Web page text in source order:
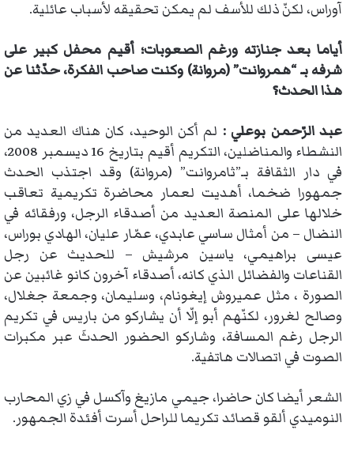
آوراس، لكنّ ذلك للأسف لم يمكن تحقيقه لأسباب عائلية.
أياما بعد جنازته ورغم الصعوبات؛ أقيم محفل كبير على
شرفه بـ “همروانت” (مروانة) وكنت صاحب الفكرة، حدّثنا عن
هذا الحدث؟
عبد الرّحمن بوعلي : لم أكن الوحيد، كان هناك العديد من
النشطاء والمناضلين، التكريم أقيم بتاريخ 16 ديسمبر 2008،
في دار الثقافة بـ”ثامروانت” (مروانة) وقد اجتذب الحدث
جمهورا ضخما، أهديت لعمار محاضرة تكريمية تعاقب
خلالها على المنصة العديد من أصدقاء الرجل، ورفقائه في
النضال – من أمثال ساسي عابدي، عمّار عليان، الهادي بوراس،
عيسى براهيمي، ياسين مرشيش – للحديث عن رجل
القناعات والفضائل الذي كانه، أصدقاء آخرون كانو غائبين عن
الصورة ، مثل عميروش إيغونام، وسليمان، وجمعة جغلال،
وصالح لغرور، لكنّهم أبو إلّا أن يشاركو من باريس في تكريم
الرجل رغم المسافة، وشاركو الحضور الحدثَ عبر مكبرات
الصوت في اتصالات هاتفية.
الشعر أيضا كان حاضرا، جيمي مازيغ وآكسل في زي المحارب
النوميدي ألقو قصائد تكريما للراحل أسرت أفئدة الجمهور.